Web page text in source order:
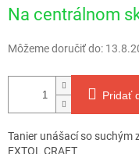
cena:
Na centrálnom
Môžeme doručiť do:
Pridať
Tanier unášací so suchým
EXTOL CRAFT